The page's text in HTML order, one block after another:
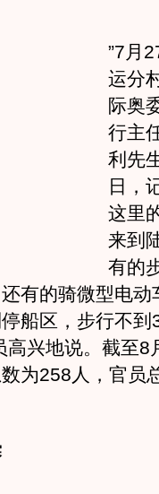
”7月
运分
际奥
行主
利先
日，
这里
来到
有的
有的骑微型电动
船区，步行不到
高兴地说。截至8
为258人，官员